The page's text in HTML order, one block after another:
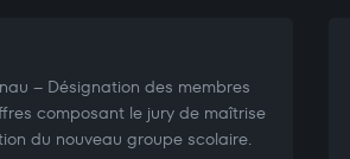
– Désignation des membres
composant le jury de maîtrise
du nouveau groupe scolaire.